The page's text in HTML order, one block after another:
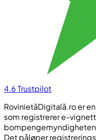
4.6Trustpilot
RovinietăDigitală.ro er
som registrerer e-
Det påløper